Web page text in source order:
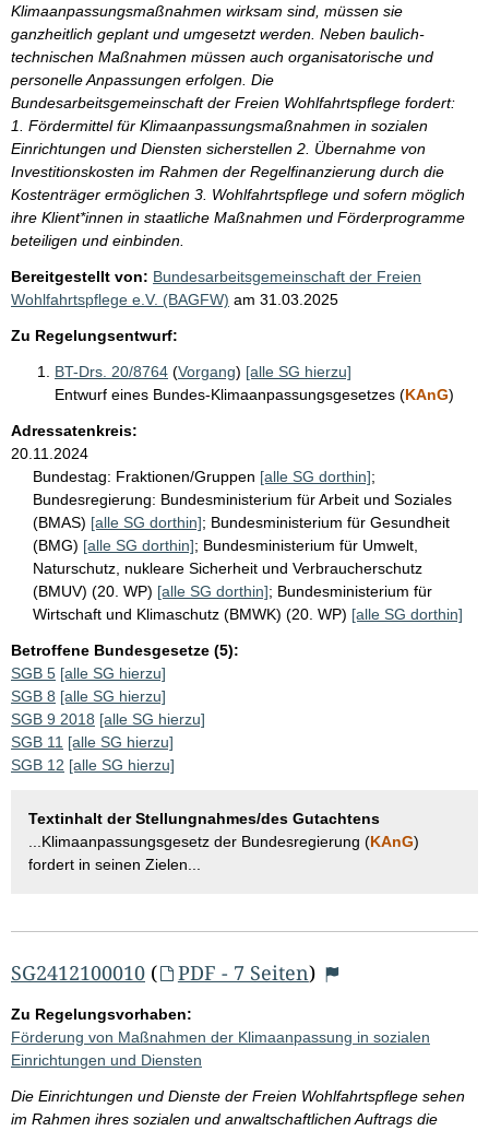
Klimaanpassungsmaßnahmen wirksam sind, müssen sie
ganzheitlich geplant und umgesetzt werden. Neben baulich-
technischen Maßnahmen müssen auch organisatorische und
personelle Anpassungen erfolgen. Die
Bundesarbeitsgemeinschaft der Freien Wohlfahrtspflege fordert:
1. Fördermittel für Klimaanpassungsmaßnahmen in sozialen
Einrichtungen und Diensten sicherstellen 2. Übernahme von
Investitionskosten im Rahmen der Regelfinanzierung durch die
Kostenträger ermöglichen 3. Wohlfahrtspflege und sofern möglich
ihre Klient*innen in staatliche Maßnahmen und Förderprogramme
beteiligen und einbinden.
Bereitgestellt von: Bundesarbeitsgemeinschaft der Freien
Wohlfahrtspflege e.V. (BAGFW) am 31.03.2025
Zu Regelungsentwurf:
BT-Drs. 20/8764 (Vorgang) [alle SG hierzu]
Entwurf eines Bundes-Klimaanpassungsgesetzes (KAnG)
Adressatenkreis:
20.11.2024
Bundestag: Fraktionen/Gruppen [alle SG dorthin];
Bundesregierung: Bundesministerium für Arbeit und Soziales
(BMAS) [alle SG dorthin]; Bundesministerium für Gesundheit
(BMG) [alle SG dorthin]; Bundesministerium für Umwelt,
Naturschutz, nukleare Sicherheit und Verbraucherschutz
(BMUV) (20. WP) [alle SG dorthin]; Bundesministerium für
Wirtschaft und Klimaschutz (BMWK) (20. WP) [alle SG dorthin]
Betroffene Bundesgesetze (5):
SGB 5 [alle SG hierzu]
SGB 8 [alle SG hierzu]
SGB 9 2018 [alle SG hierzu]
SGB 11 [alle SG hierzu]
SGB 12 [alle SG hierzu]
Textinhalt der Stellungnahmes/des Gutachtens
...Klimaanpassungsgesetz der Bundesregierung (KAnG)
fordert in seinen Zielen...
SG2412100010 ( PDF - 7 Seiten)
Zu Regelungsvorhaben:
Förderung von Maßnahmen der Klimaanpassung in sozialen
Einrichtungen und Diensten
Die Einrichtungen und Dienste der Freien Wohlfahrtspflege sehen
im Rahmen ihres sozialen und anwaltschaftlichen Auftrags die